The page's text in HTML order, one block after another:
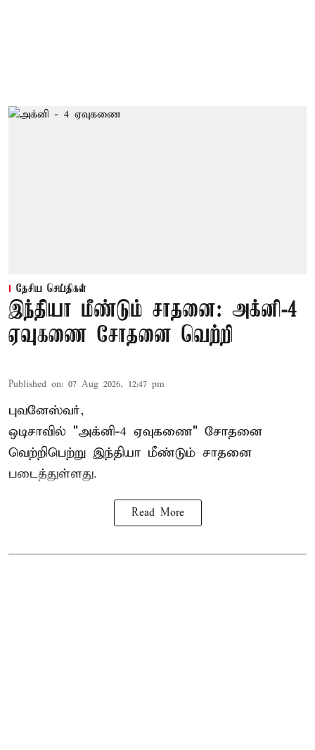
தேசிய செய்திகள்
இந்தியா மீண்டும் சாதனை: அக்னி-4
ஏவுகணை சோதனை வெற்றி
Published on: 07 Aug 2026, 12:47 pm
புவனேஸ்வர்,
ஒடிசாவில் "அக்னி-4 ஏவுகணை" சோதனை
வெற்றிபெற்று இந்தியா மீண்டும் சாதனை
படைத்துள்ளது.
Read More